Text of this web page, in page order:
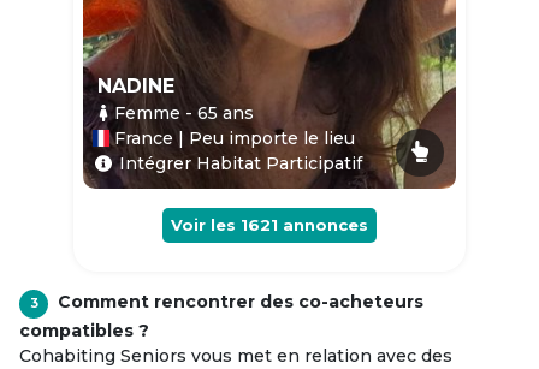
NADINE
Femme - 65 ans
France | Peu importe le lieu
Intégrer Habitat Participatif
Voir les 1621 annonces
3
Comment rencontrer des co-acheteurs
compatibles ?
Cohabiting Seniors vous met en relation avec des